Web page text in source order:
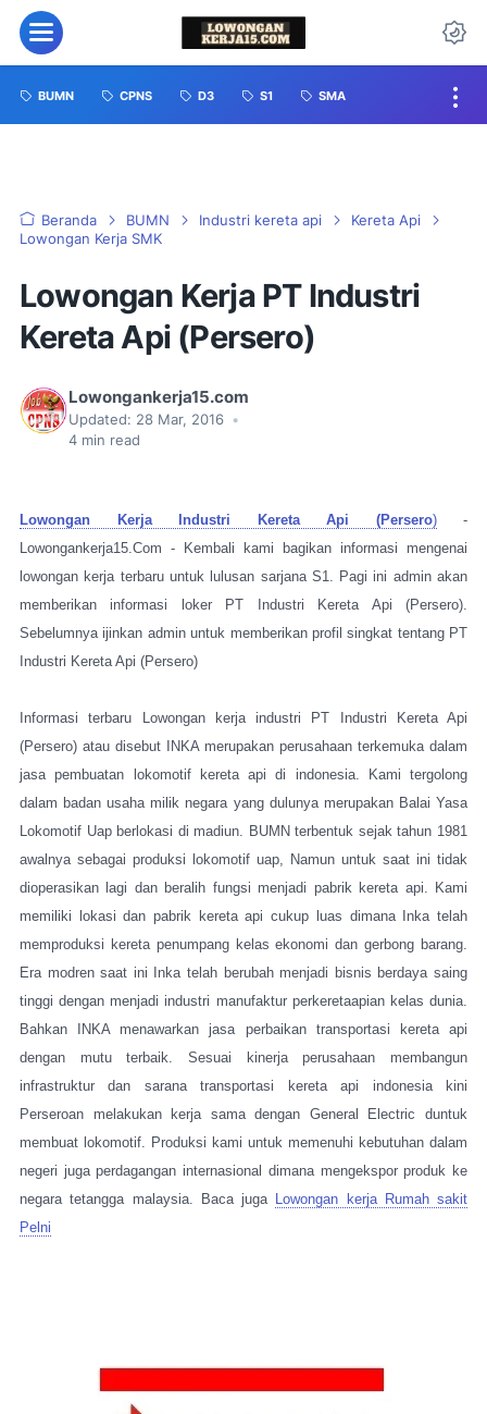
BUMN CPNS D3 S1 SMA
Beranda BUMN Industri kereta api
Kereta Api
Lowongan Kerja SMK
Lowongan Kerja PT Industri
Kereta Api (Persero)
Lowongankerja15.com
Updated: 28 Mar, 2016 •
4 min read
Lowongan Kerja Industri Kereta Api (Persero)-
Lowongankerja15.Com - Kembali kami bagikan informasi mengenai
lowongan kerja terbaru untuk lulusan sarjana S1. Pagi ini admin akan
memberikan informasi loker PT Industri Kereta Api (Persero).
Sebelumnya ijinkan admin untuk memberikan profil singkat tentang PT
Industri Kereta Api (Persero)
Informasi terbaru Lowongan kerja industri PT Industri Kereta Api
(Persero) atau disebut INKA merupakan perusahaan terkemuka dalam
jasa pembuatan lokomotif kereta api di indonesia. Kami tergolong
dalam badan usaha milik negara yang dulunya merupakan Balai Yasa
Lokomotif Uap berlokasi di madiun. BUMN terbentuk sejak tahun 1981
awalnya sebagai produksi lokomotif uap, Namun untuk saat ini tidak
dioperasikan lagi dan beralih fungsi menjadi pabrik kereta api. Kami
memiliki lokasi dan pabrik kereta api cukup luas dimana Inka telah
memproduksi kereta penumpang kelas ekonomi dan gerbong barang.
Era modren saat ini Inka telah berubah menjadi bisnis berdaya saing
tinggi dengan menjadi industri manufaktur perkeretaapian kelas dunia.
Bahkan INKA menawarkan jasa perbaikan transportasi kereta api
dengan mutu terbaik. Sesuai kinerja perusahaan membangun
infrastruktur dan sarana transportasi kereta api indonesia kini
Perseroan melakukan kerja sama dengan General Electric duntuk
membuat lokomotif. Produksi kami untuk memenuhi kebutuhan dalam
negeri juga perdagangan internasional dimana mengekspor produk ke
negara tetangga malaysia. Baca juga Lowongan kerja Rumah sakit
Pelni